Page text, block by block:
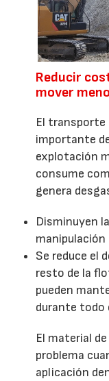
Reducir
mover
El transporte
importante
explotación
consume
genera
Disminuyen
manipulación
Se reduce el
resto de la
pueden
durante todo
El material
problema
aplicación